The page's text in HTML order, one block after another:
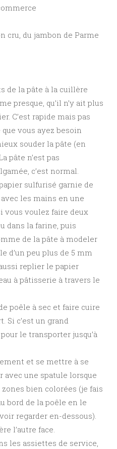
cru, du jambon de Parme
de la pâte à la cuillère
presque, qu’il n’y ait plus
C’est rapide mais pas
vous ayez besoin
souder la pâte (en
pâte n’est pas
c’est normal.
sulfurisé garnie de
les mains en une
vous voulez faire deux
dans la farine, puis
de la pâte à modeler
d’un peu plus de 5 mm
replier le papier
à pâtisserie à travers le
poêle à sec et faire cuire
Si c’est un grand
le transporter jusqu’à
et se mettre à se
une spatule lorsque
bien colorées (je fais
bord de la poêle en le
regarder en-dessous).
l’autre face.
les assiettes de service,